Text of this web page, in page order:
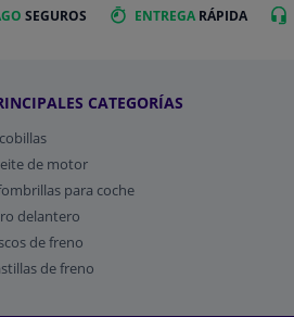
SEGUROS ENTREGA RÁPIDA
CATEGORÍAS
de motor
para coche
delantero
de freno
de freno